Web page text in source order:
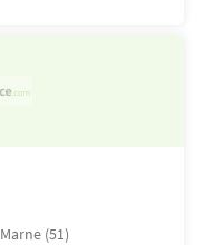
Marne (51)